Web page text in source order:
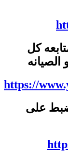
كل
الصيانه
https://
على